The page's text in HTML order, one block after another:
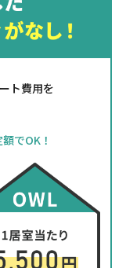
ト費用を
でOK！